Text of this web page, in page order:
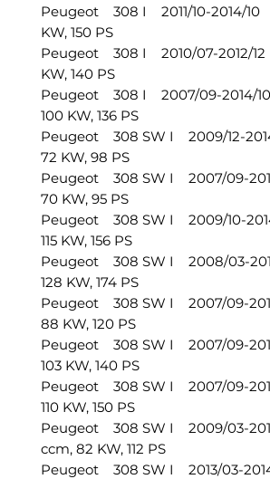
Peugeot 308 I 2011/10-2014/
KW, 150 PS
Peugeot 308 I 2010/07-2012/
KW, 140 PS
Peugeot 308 I 2007/09-2014/
100 KW, 136 PS
Peugeot 308 SW I 2009/12-
72 KW, 98 PS
Peugeot 308 SW I 2007/09-
70 KW, 95 PS
Peugeot 308 SW I 2009/10-
115 KW, 156 PS
Peugeot 308 SW I 2008/03-
128 KW, 174 PS
Peugeot 308 SW I 2007/09-
88 KW, 120 PS
Peugeot 308 SW I 2007/09-
103 KW, 140 PS
Peugeot 308 SW I 2007/09-
110 KW, 150 PS
Peugeot 308 SW I 2009/03-
ccm, 82 KW, 112 PS
Peugeot 308 SW I 2013/03-